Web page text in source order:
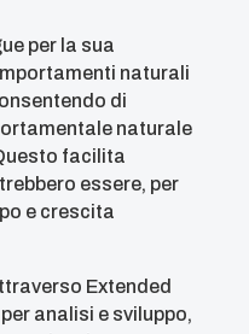
per la sua
naturali
di
naturale
facilita
essere, per
e crescita
Extended
analisi e sviluppo,